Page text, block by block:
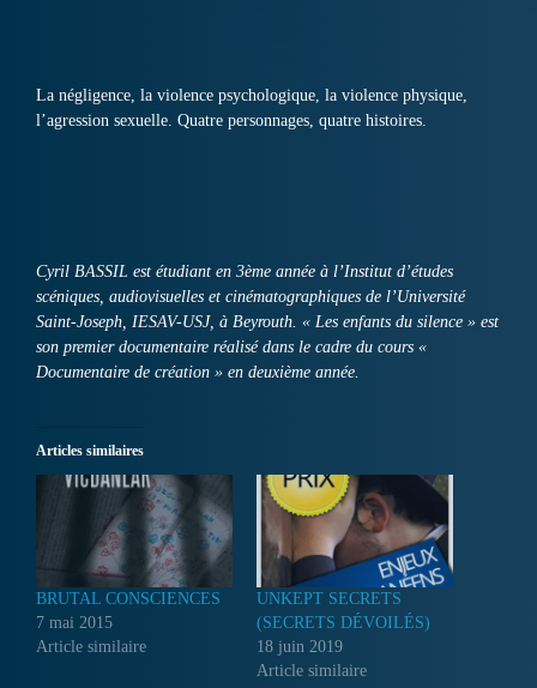
La négligence, la violence psychologique, la violence physique,
l’agression sexuelle. Quatre personnages, quatre histoires.
Cyril BASSIL est étudiant en 3ème année à l’Institut d’études
scéniques, audiovisuelles et cinématographiques de l’Université
Saint-Joseph, IESAV-USJ, à Beyrouth. « Les enfants du silence » est
son premier documentaire réalisé dans le cadre du cours «
Documentaire de création » en deuxième année.
Articles similaires
BRUTAL CONSCIENCES
7 mai 2015
Article similaire
UNKEPT SECRETS
(SECRETS DÉVOILÉS)
18 juin 2019
Article similaire